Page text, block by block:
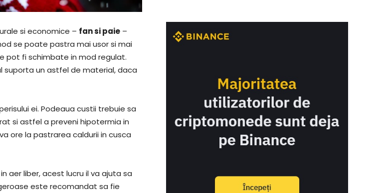
si economice – fan si paie –
se poate pastra mai usor si mai
pot fi schimbate in mod regulat.
suporta un astfel de material, daca
ei. Podeaua custii trebuie sa
si astfel a preveni hipotermia in
ore la pastrarea caldurii in cusca
aer liber, acest lucru il va ajuta sa
este recomandat sa fie